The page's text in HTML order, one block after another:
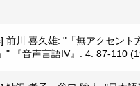
前川 喜久雄: "「無アクセント
" 『音声言語IV』. 4. 87-110